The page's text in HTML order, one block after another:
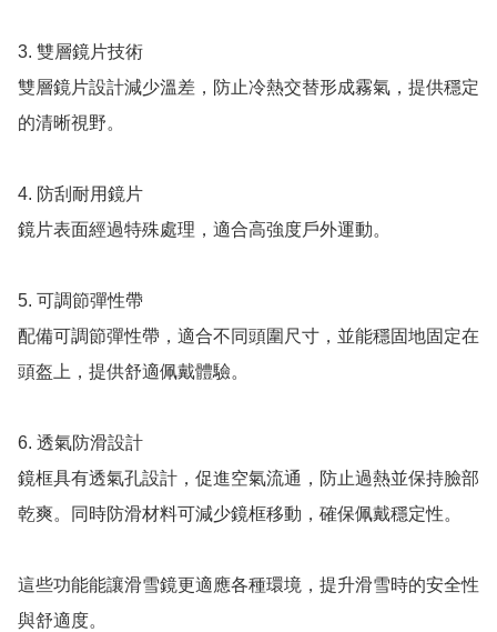
3. 雙層鏡片技術
雙層鏡片設計減少溫差，防止冷熱交替形成霧氣，提供穩定
的清晰視野。
4. 防刮耐用鏡片
鏡片表面經過特殊處理，適合高強度戶外運動。
5. 可調節彈性帶
配備可調節彈性帶，適合不同頭圍尺寸，並能穩固地固定在
頭盔上，提供舒適佩戴體驗。
6. 透氣防滑設計
鏡框具有透氣孔設計，促進空氣流通，防止過熱並保持臉部
乾爽。同時防滑材料可減少鏡框移動，確保佩戴穩定性。
這些功能能讓滑雪鏡更適應各種環境，提升滑雪時的安全性
與舒適度。